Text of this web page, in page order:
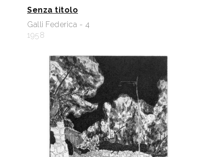
Senza titolo
Galli Federica - 4
1958